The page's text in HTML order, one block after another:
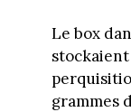
Le box
grammes